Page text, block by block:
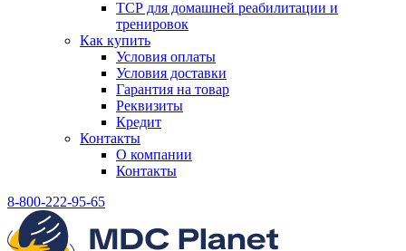
ТСР для домашней реабилитации и
тренировок
Как купить
Условия оплаты
Условия доставки
Гарантия на товар
Реквизиты
Кредит
Контакты
О компании
Контакты
8-800-222-95-65